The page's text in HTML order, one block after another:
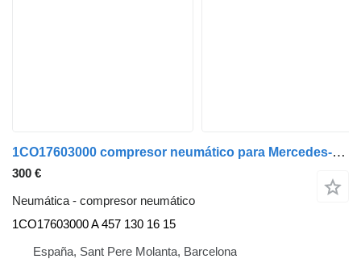
1CO17603000 compresor neumático para Mercedes-Benz Axor 2-Ejes BM 944 (09.2001->2004) camión
300 €
Neumática - compresor neumático
1CO17603000 A 457 130 16 15
España, Sant Pere Molanta, Barcelona